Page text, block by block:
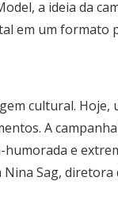
a ideia da
em um formato
cultural. Hoje,
A
e
Sag, diretora